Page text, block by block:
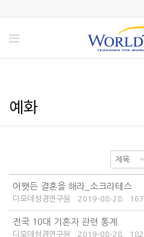
예화
어쨋든 결혼을 해라_소크라테스
디모데성경연구원 2019-08-28 167
전국 10대 기혼자 관련 통계
디모데성경연구원 2019-08-28 182